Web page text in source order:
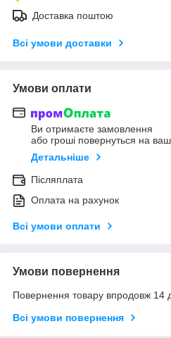
Доставка поштою
Всі умови доставки
Умови оплати
Ви отримаєте замовлення
або гроші повернуться на
Детальніше
Післяплата
Оплата на рахунок
Всі умови оплати
Умови повернення
Повернення товару впродовж 14
Всі умови повернення